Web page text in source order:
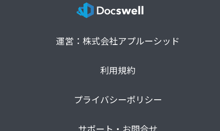
運営：株式会社アプルーシッド
利用規約
プライバシーポリシー